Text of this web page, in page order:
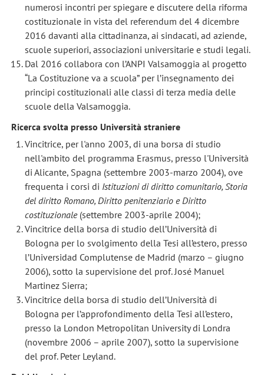
numerosi incontri per spiegare e discutere della riforma
costituzionale in vista del referendum del 4 dicembre
2016 davanti alla cittadinanza, ai sindacati, ad aziende,
scuole superiori, associazioni universitarie e studi legali.
Dal 2016 collabora con l’ANPI Valsamoggia al progetto
“La Costituzione va a scuola” per l’insegnamento dei
principi costituzionali alle classi di terza media delle
scuole della Valsamoggia.
Ricerca svolta presso Università straniere
Vincitrice, per l'anno 2003, di una borsa di studio
nell'ambito del programma Erasmus, presso l'Università
di Alicante, Spagna (settembre 2003-marzo 2004), ove
frequenta i corsi di Istituzioni di diritto comunitario, Storia
del diritto Romano, Diritto penitenziario e Diritto
costituzionale (settembre 2003-aprile 2004);
Vincitrice della borsa di studio dell’Università di
Bologna per lo svolgimento della Tesi all’estero, presso
l’Universidad Complutense de Madrid (marzo – giugno
2006), sotto la supervisione del prof. José Manuel
Martinez Sierra;
Vincitrice della borsa di studio dell’Università di
Bologna per l’approfondimento della Tesi all’estero,
presso la London Metropolitan University di Londra
(novembre 2006 – aprile 2007), sotto la supervisione
del prof. Peter Leyland.